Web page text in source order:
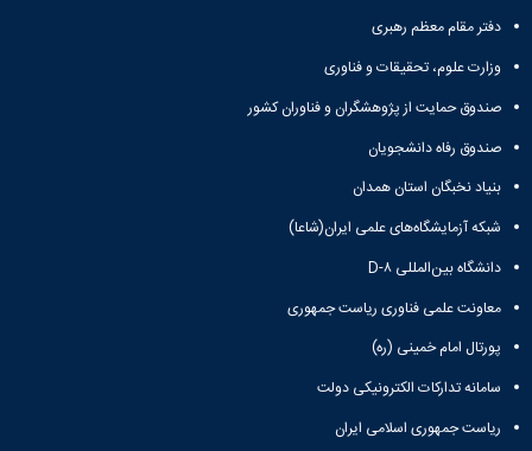
کتب
مجلات
علمی
معاونت
پژوهش
و
فناوری
دفتر مقام معظم رهبری
وزارت علوم، تحقیقات و فناوری
صندوق حمایت از پژوهشگران و فناوران کشور
صندوق رفاه دانشجویان
بنیاد نخبگان استان همدان
شبکه آزمایشگاه‌های علمی ایران(شاعا)
دانشگاه بین‌المللی D-۸
معاونت علمی فناوری ریاست جمهوری
پورتال امام خمینی (ره)
سامانه تدارکات الکترونیکی دولت
ریاست جمهوری اسلامی ایران